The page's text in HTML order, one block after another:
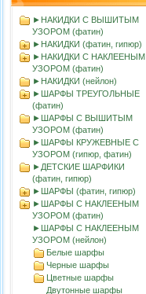
►НАКИДКИ С ВЫШИТЫМ
УЗОРОМ (фатин)
►НАКИДКИ (фатин, гипюр)
►НАКИДКИ С НАКЛЕЕНЫМ
УЗОРОМ (фатин)
►НАКИДКИ (нейлон)
►ШАРФЫ ТРЕУГОЛЬНЫЕ
(фатин)
►ШАРФЫ С ВЫШИТЫМ
УЗОРОМ (фатин)
►ШАРФЫ КРУЖЕВНЫЕ С
УЗОРОМ (гипюр, фатин)
►ДЕТСКИЕ ШАРФИКИ
(фатин, гипюр)
►ШАРФЫ (фатин, гипюр)
►ШАРФЫ С НАКЛЕЕНЫМ
УЗОРОМ (фатин)
►ШАРФЫ С НАКЛЕЕНЫМ
УЗОРОМ (нейлон)
Белые шарфы
Черные шарфы
Цветные шарфы
Двутонные шарфы